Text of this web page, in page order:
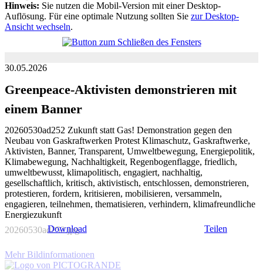
Hinweis: Sie nutzen die Mobil-Version mit einer Desktop-
Auflösung. Für eine optimale Nutzung sollten Sie zur Desktop-
Ansicht wechseln.
Download Teilen
30.05.2026
Greenpeace-Aktivisten demonstrieren mit
einem Banner
20260530ad252 Zukunft statt Gas! Demonstration gegen den
Neubau von Gaskraftwerken Protest Klimaschutz, Gaskraftwerke,
Aktivisten, Banner, Transparent, Umweltbewegung, Energiepolitik,
Klimabewegung, Nachhaltigkeit, Regenbogenflagge, friedlich,
umweltbewusst, klimapolitisch, engagiert, nachhaltig,
gesellschaftlich, kritisch, aktivistisch, entschlossen, demonstrieren,
protestieren, fordern, kritisieren, mobilisieren, versammeln,
engagieren, teilnehmen, thematisieren, verhindern, klimafreundliche
Energiezukunft
20260530ad252.jpg
Mehr Bildinformationen